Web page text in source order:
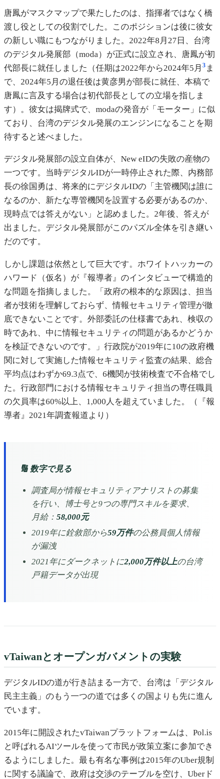
唐鳳がマスクマップで果たしたのは、指揮者ではなく橋
渡し役としての役割でした。このポジションは後に彼女
の新しい職にもつながりました。2022年8月27日、台湾
のデジタル発展部（moda）が正式に設立され、唐鳳が初
代部長に就任しました（任期は2022年から2024年5月 3 ま
で、2024年5月の退任後は黄彦男が部長に就任、本稿で
唐鳳に言及する場合は初代部長としての立場を指しま
す）。彼女は揭牌式で、modaの発音が「モーター」に似
ており、台湾のデジタル発展のエンジンになることを期
待すると述べました。
デジタル発展部の設立自体が、New eIDの失敗の産物の
一つです。当時デジタルIDが一時停止された際、内務部
長の徐国勇は、将来的にデジタルIDの「主管機関は誰に
なるのか、新たな専管機関を設置する必要があるのか、
現時点では答えがない」と認めました。2年後、答えが
出ました。デジタル発展部がこのパズル全体を引き継い
だのです。
しかし課題は依然として巨大です。ホワイトハッカーの
ハワード（仮名）が『報導者』のインタビューで構造的
な問題を指摘しました。「政府の根本的な原因は、担当
者が技術を理解しておらず、情報セキュリティ管理が徹
底できないことです。外部委託の仕様書であれ、検収の
時であれ、中に情報セキュリティの問題があるかどうか
を検証できないのです。」行政院が2019年に10の政府機
関に対して実施した情報セキュリティ監査の結果、総合
平均点はわずか69.3点で、6機関が技術検査で不合格でし
た。行政部門における情報セキュリティ担当の専任職員
の欠員率は60%以上、1,000人を超えていました。（『報
導者』2021年調査報道より）
🔢 数字で見る
調査局が情報セキュリティアナリストの募集
を行い、博士号と9つの専門スキルを要求、
月給： 58,000元
2019年に銓敘部から59万件の公務員個人情報
が漏洩
2021年にダークネットに2,000万件以上の台湾
戸籍データが出現
vTaiwanとオープンガバメントの実験
デジタルIDの道が行き詰まる一方で、台湾は「デジタル
民主主義」のもう一つの道では多くの国よりも先に進ん
でいます。
2015年に開設されたvTaiwanプラットフォームは、Pol.is
と呼ばれるAIツールを使って市民が政策立案に参加でき
るようにしました。最も有名な事例は2015年のUber規制
に関する議論で、政府は交渉のテーブルを空け、Uberド